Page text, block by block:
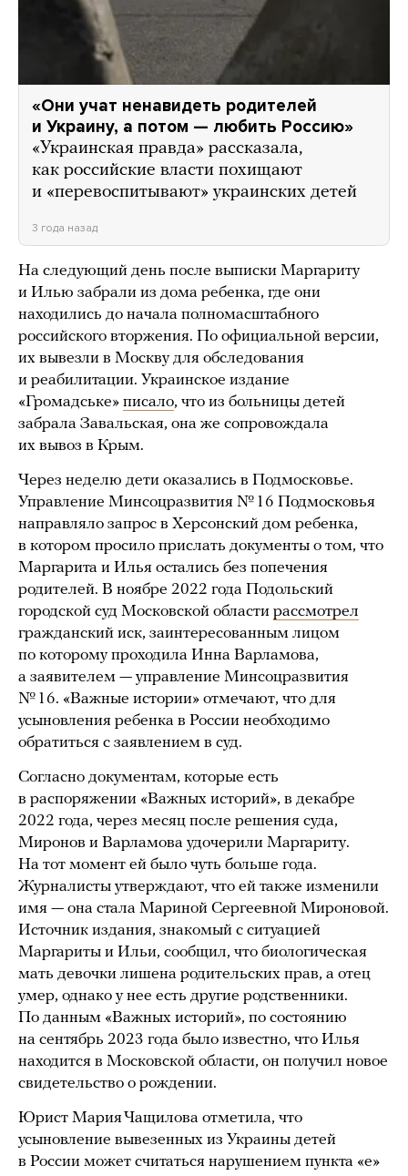
«Они учат ненавидеть родителей
и Украину, а потом — любить Россию»
«Украинская правда» рассказала,
как российские власти похищают
и «перевоспитывают» украинских детей
3 года назад
На следующий день после выписки Маргариту
и Илью забрали из дома ребенка, где они
находились до начала полномасштабного
российского вторжения. По официальной версии,
их вывезли в Москву для обследования
и реабилитации. Украинское издание
«Громадське» писало, что из больницы детей
забрала Завальская, она же сопровождала
их вывоз в Крым.
Через неделю дети оказались в Подмосковье.
Управление Минсоцразвития № 16 Подмосковья
направляло запрос в Херсонский дом ребенка,
в котором просило прислать документы о том, что
Маргарита и Илья остались без попечения
родителей. В ноябре 2022 года Подольский
городской суд Московской области рассмотрел
гражданский иск, заинтересованным лицом
по которому проходила Инна Варламова,
а заявителем — управление Минсоцразвития
№ 16. «Важные истории» отмечают, что для
усыновления ребенка в России необходимо
обратиться с заявлением в суд.
Согласно документам, которые есть
в распоряжении «Важных историй», в декабре
2022 года, через месяц после решения суда,
Миронов и Варламова удочерили Маргариту.
На тот момент ей было чуть больше года.
Журналисты утверждают, что ей также изменили
имя — она стала Мариной Сергеевной Мироновой.
Источник издания, знакомый с ситуацией
Маргариты и Ильи, сообщил, что биологическая
мать девочки лишена родительских прав, а отец
умер, однако у нее есть другие родственники.
По данным «Важных историй», по состоянию
на сентябрь 2023 года было известно, что Илья
находится в Московской области, он получил новое
свидетельство о рождении.
Юрист Мария Чащилова отметила, что
усыновление вывезенных из Украины детей
в России может считаться нарушением пункта «е»